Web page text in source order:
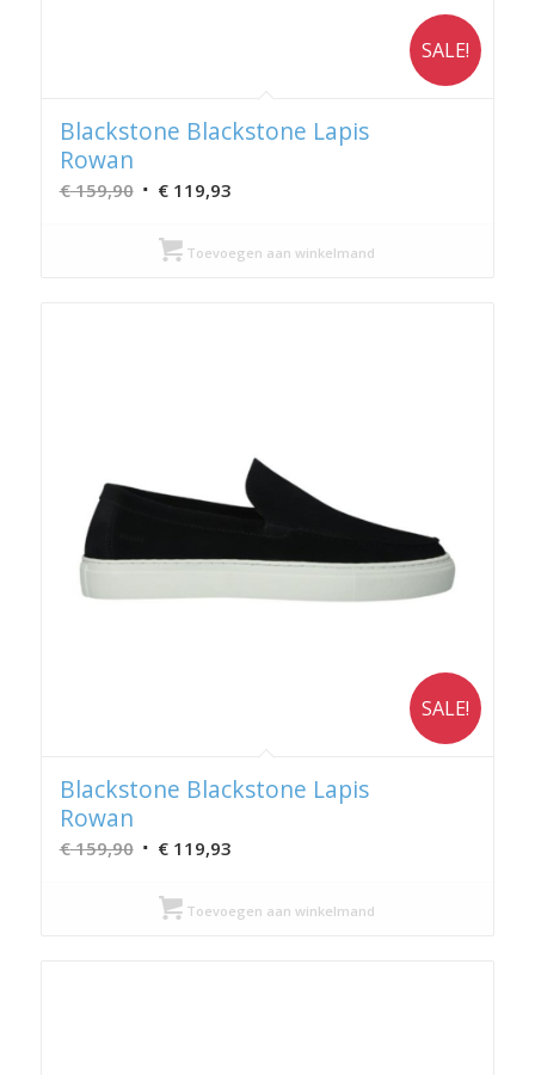
SALE!
Blackstone Blackstone Lapis
Rowan
€159,90 Oorspronkelijke
was:
€119,93Huidige
Toevoegen aan winkelmand
SALE!
Blackstone Blackstone Lapis
Rowan
€159,90 Oorspronkelijke
was:
€119,93Huidige
Toevoegen aan winkelmand